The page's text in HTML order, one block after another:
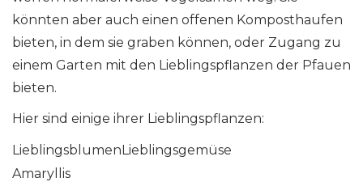
könnten aber auch einen offenen Komposthaufen
bieten, in dem sie graben können, oder Zugang zu
einem Garten mit den Lieblingspflanzen der Pfauen
bieten.
Hier sind einige ihrer Lieblingspflanzen:
LieblingsblumenLieblingsgemüse
Amaryllis